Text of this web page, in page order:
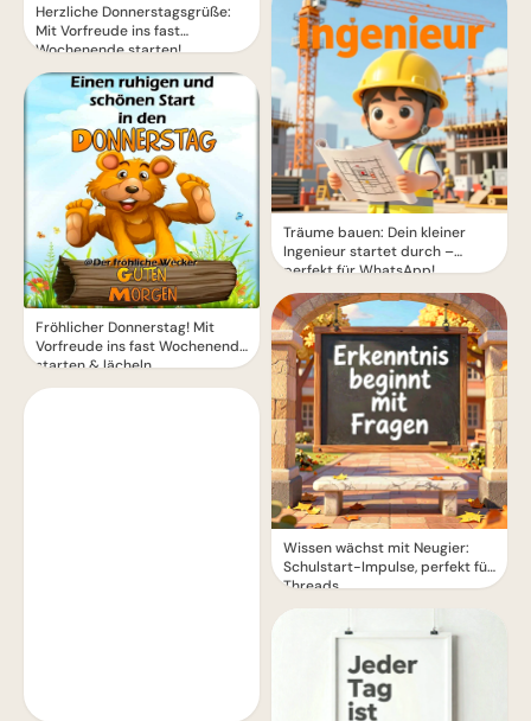
Herzliche Donnerstagsgrüße:
Mit Vorfreude ins fast
Wochenende starten!
Fröhlicher Donnerstag! Mit
Vorfreude ins fast Wochenende
starten & lächeln
Träume bauen: Dein kleiner
Ingenieur startet durch –
perfekt für WhatsApp!
Wissen wächst mit Neugier:
Schulstart-Impulse, perfekt für
Threads